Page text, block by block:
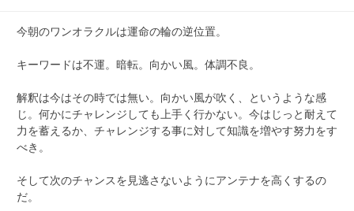
今朝のワンオラクルは運命の輪の逆位置。
キーワードは不運。暗転。向かい風。体調不良。
解釈は今はその時では無い。向かい風が吹く、というような感
じ。何かにチャレンジしても上手く行かない。今はじっと耐えて
力を蓄えるか、チャレンジする事に対して知識を増やす努力をす
べき。
そして次のチャンスを見逃さないようにアンテナを高くするの
だ。